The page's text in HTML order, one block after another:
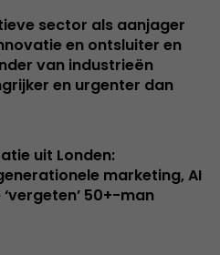
sector als aanjager
en ontsluiter en
van industrieën
en urgenter dan
uit Londen:
marketing, AI
‘vergeten’ 50+-man